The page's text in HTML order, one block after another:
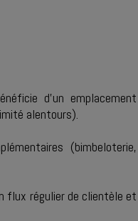
d’un emplacement
alentours).
(bimbeloterie,
flux régulier de clientèle et